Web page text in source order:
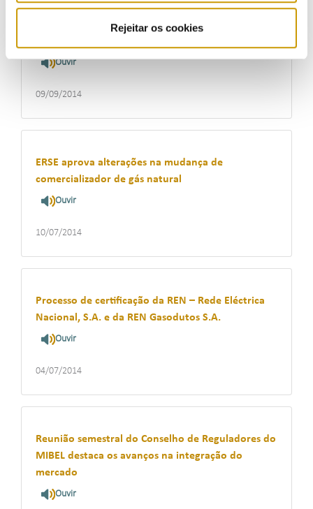
Rejeitar os cookies
Decisão sobre a certificação da REN – Rede
Eléctrica Nacional, S.A. e da REN – Gasodutos S.A.
Ouvir
09/09/2014
ERSE aprova alterações na mudança de
comercializador de gás natural
Ouvir
10/07/2014
Processo de certificação da REN – Rede Eléctrica
Nacional, S.A. e da REN Gasodutos S.A.
Ouvir
04/07/2014
Reunião semestral do Conselho de Reguladores do
MIBEL destaca os avanços na integração do
mercado
Ouvir